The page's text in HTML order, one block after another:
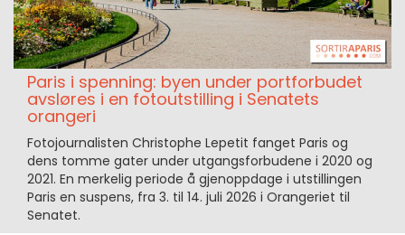
Paris i spenning: byen under portforbudet
avsløres i en fotoutstilling i Senatets
orangeri
Fotojournalisten Christophe Lepetit fanget Paris og
dens tomme gater under utgangsforbudene i 2020 og
2021. En merkelig periode å gjenoppdage i utstillingen
Paris en suspens, fra 3. til 14. juli 2026 i Orangeriet til
Senatet.